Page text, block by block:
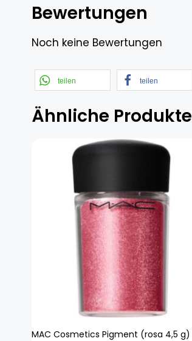
Bewertungen
Noch keine Bewertungen
teilen teilen
Ähnliche Produkte